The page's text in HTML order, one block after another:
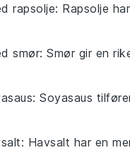
rapsolje: Rapsolje
smør: Smør gir en
: Soyasaus
: Havsalt har en